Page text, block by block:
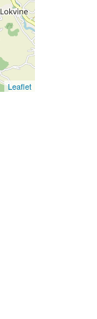
Leaflet